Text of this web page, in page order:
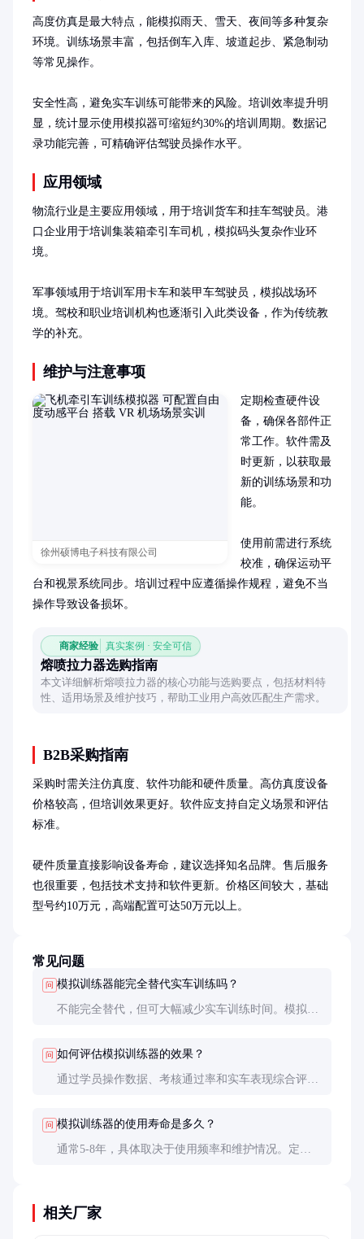
高度仿真是最大特点，能模拟雨天、雪天、夜间等多种复杂
环境。训练场景丰富，包括倒车入库、坡道起步、紧急制动
等常见操作。
安全性高，避免实车训练可能带来的风险。培训效率提升明
显，统计显示使用模拟器可缩短约30%的培训周期。数据记
录功能完善，可精确评估驾驶员操作水平。
应用领域
物流行业是主要应用领域，用于培训货车和挂车驾驶员。港
口企业用于培训集装箱牵引车司机，模拟码头复杂作业环
境。
军事领域用于培训军用卡车和装甲车驾驶员，模拟战场环
境。驾校和职业培训机构也逐渐引入此类设备，作为传统教
学的补充。
维护与注意事项
徐州硕博电子科技有限公司
定期检查硬件设
备，确保各部件正
常工作。软件需及
时更新，以获取最
新的训练场景和功
能。
使用前需进行系统
校准，确保运动平
台和视景系统同步。培训过程中应遵循操作规程，避免不当
操作导致设备损坏。
商家经验 真实案例 · 安全可信
熔喷拉力器选购指南
本文详细解析熔喷拉力器的核心功能与选购要点，包括材料特
性、适用场景及维护技巧，帮助工业用户高效匹配生产需求。
B2B采购指南
采购时需关注仿真度、软件功能和硬件质量。高仿真度设备
价格较高，但培训效果更好。软件应支持自定义场景和评估
标准。
硬件质量直接影响设备寿命，建议选择知名品牌。售后服务
也很重要，包括技术支持和软件更新。价格区间较大，基础
型号约10万元，高端配置可达50万元以上。
常见问题
问 模拟训练器能完全替代实车训练吗？
不能完全替代，但可大幅减少实车训练时间。模拟器
问 如何评估模拟训练器的效果？
通过学员操作数据、考核通过率和实车表现综合评
问 模拟训练器的使用寿命是多久？
通常5-8年，具体取决于使用频率和维护情况。定期
相关厂家